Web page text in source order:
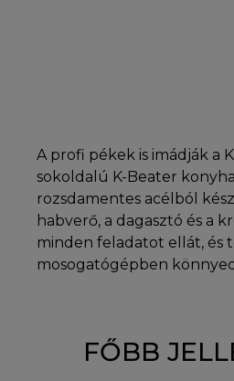
A profi pékek is imádják a
sokoldalú K-Beater
rozsdamentes acélból
habverő, a dagasztó és a
minden feladatot ellát, és
mosogatógépben
FŐBB